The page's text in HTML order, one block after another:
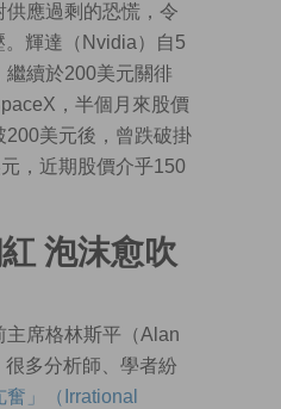
供應過剩的恐慌，令
輝達（Nvidia）自5
繼續於200美元關徘
，半個月來股價
200美元後，曾跌破掛
，近期股價介乎150
泡沫愈吹
席格林斯平（Alan
多分析師、學者紛
奮」（Irrational